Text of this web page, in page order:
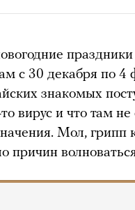
с 30 декабря по 4
знакомых
вирус и что там
Мол, грипп
причин